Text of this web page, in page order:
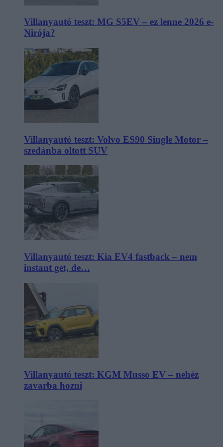
Villanyautó teszt: MG S5EV – ez lenne 2026 e-
Nirója?
Villanyautó teszt: Volvo ES90 Single Motor –
szedánba oltott SUV
Villanyautó teszt: Kia EV4 fastback – nem
instant get, de…
Villanyautó teszt: KGM Musso EV – nehéz
zavarba hozni